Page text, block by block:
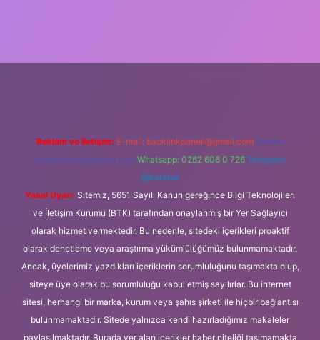
Reklam ve İletişim: E-mail: backlinkpaneli@gmail.com Teams:
forumhizmeti@gmail.com Whatsapp: 0262 606 0 726 Telegram:
@karabul
Yasal Uyarı: Sitemiz, 5651 Sayılı Kanun gereğince Bilgi Teknolojileri
ve İletişim Kurumu (BTK) tarafından onaylanmış bir Yer Sağlayıcı
olarak hizmet vermektedir. Bu nedenle, sitedeki içerikleri proaktif
olarak denetleme veya araştırma yükümlülüğümüz bulunmamaktadır.
Ancak, üyelerimiz yazdıkları içeriklerin sorumluluğunu taşımakta olup,
siteye üye olarak bu sorumluluğu kabul etmiş sayılırlar. Bu internet
sitesi, herhangi bir marka, kurum veya şahıs şirketi ile hiçbir bağlantısı
bulunmamaktadır. Sitede yalnızca kendi hazırladığımız makaleler
paylaşılmaktadır. Burada yer alan içerikler haber niteliği taşımamakta